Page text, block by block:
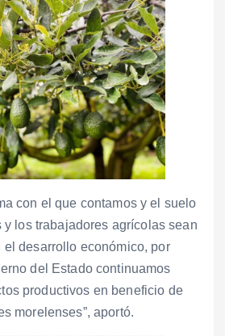
con el que contamos y el suelo
y los trabajadores agrícolas sean
el desarrollo económico, por
del Estado continuamos
productivos en beneficio de
morelenses”, aportó.